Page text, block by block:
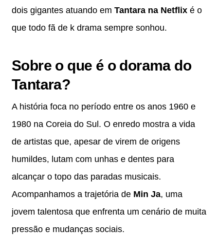
dois gigantes atuando em Tantara na Netflix é o
que todo fã de k drama sempre sonhou.
Sobre o que é o dorama do
Tantara?
A história foca no período entre os anos 1960 e
1980 na Coreia do Sul. O enredo mostra a vida
de artistas que, apesar de virem de origens
humildes, lutam com unhas e dentes para
alcançar o topo das paradas musicais.
Acompanhamos a trajetória de Min Ja, uma
jovem talentosa que enfrenta um cenário de muita
pressão e mudanças sociais.